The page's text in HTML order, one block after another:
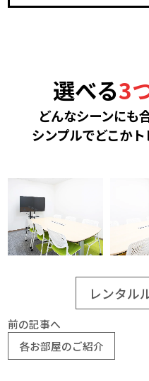
選べる3
どんなシーンにも
シンプルでどこか
レンタル
前の記事へ
各お部屋のご紹介